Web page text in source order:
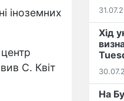
іноземних
С. Квіт
Хід
На